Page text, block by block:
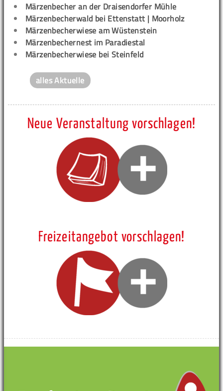
Märzenbecher an der Draisendorfer Mühle
Märzenbecherwald bei Ettenstatt | Moorholz
Märzenbecherwiese am Wüstenstein
Märzenbechernest im Paradiestal
Märzenbecherwiese bei Steinfeld
alles Aktuelle
Neue Veranstaltung vorschlagen!
Freizeitangebot vorschlagen!